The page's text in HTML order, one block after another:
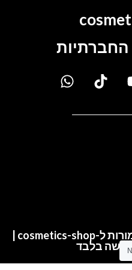
תקנון האתר | כל הזכויות שמורות ל-cosmetics-shop |
בלבד